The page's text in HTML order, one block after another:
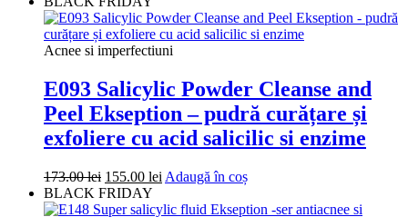
a
fost:
173.00 lei.
este:
155.00 lei.
Acnee si imperfectiuni
E093 Salicylic Powder Cleanse and
Peel Ekseption – pudră curățare și
exfoliere cu acid salicilic si enzime
173.00lei Prețul
inițial
a
155.00 lei Prețul
este:
Adaugă în coș
BLACK FRIDAY